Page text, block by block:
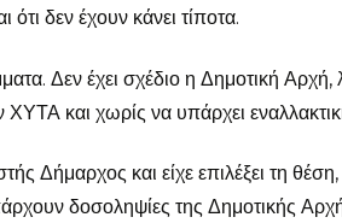
ότι δεν έχουν κάνει τίποτα.
Δεν έχει σχέδιο η Δημοτική
και χωρίς να υπάρχει
Δήμαρχος και είχε επιλέξει τη
δοσοληψίες της Δημοτικής